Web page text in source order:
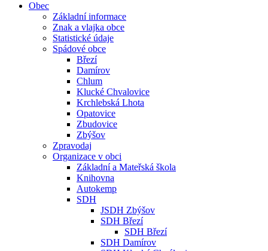
Obec
Základní informace
Znak a vlajka obce
Statistické údaje
Spádové obce
Březí
Damírov
Chlum
Klucké Chvalovice
Krchlebská Lhota
Opatovice
Zbudovice
Zbýšov
Zpravodaj
Organizace v obci
Základní a Mateřská škola
Knihovna
Autokemp
SDH
JSDH Zbýšov
SDH Březí
SDH Březí
SDH Damírov